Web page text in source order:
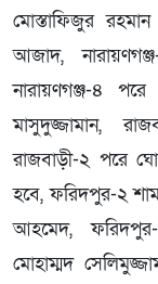
মোস্তাফিজুর
আজাদ,
নারায়ণগঞ্জ-৪
মাসুদুজ্জামান,
রাজবাড়ী-২ পরে
হবে, ফরিদপুর-২
আহমেদ,
মোহাম্মদ